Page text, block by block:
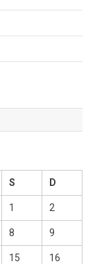
S D
1 2
8 9
15 16